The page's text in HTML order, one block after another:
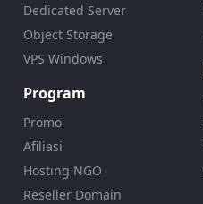
Dedicated Server
Object Storage
VPS Windows
Program
Promo
Afiliasi
Hosting NGO
Reseller Domain